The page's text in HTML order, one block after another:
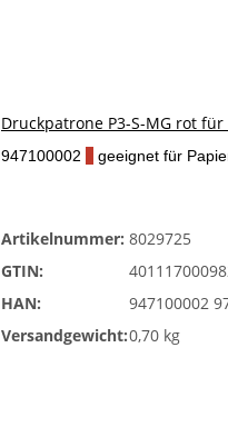
Druckpatrone P3-S-MG rot
947100002 geeignet für
Artikelnummer: 8029725
GTIN:
HAN:
947100002
Versandgewicht:0,70 kg